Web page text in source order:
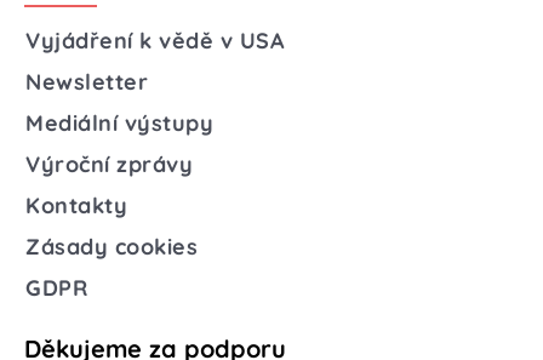
Vyjádření k vědě v USA
Newsletter
Mediální výstupy
Výroční zprávy
Kontakty
Zásady cookies
GDPR
Děkujeme za podporu